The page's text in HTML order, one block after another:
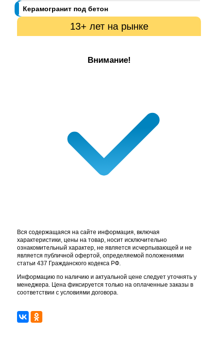
Керамогранит под бетон
13+ лет на рынке
Внимание!
Вся содержащаяся на сайте информация, включая
характеристики, цены на товар, носит исключительно
ознакомительный характер, не является исчерпывающей и не
является публичной офертой, определяемой положениями
статьи 437 Гражданского кодекса РФ.
Информацию по наличию и актуальной цене следует уточнять у
менеджера. Цена фиксируется только на оплаченные заказы в
соответствии с условиями договора.